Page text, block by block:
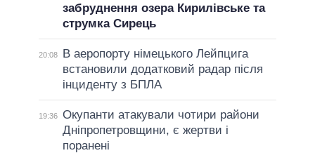
забруднення озера Кирилівське та
струмка Сирець
20:08
В аеропорту німецького Лейпцига
встановили додатковий радар після
інциденту з БПЛА
19:36 Окупанти атакували чотири райони
Дніпропетровщини, є жертви і
поранені